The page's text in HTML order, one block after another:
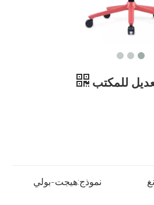
للمكتب
نموذج:هيجت-بولي